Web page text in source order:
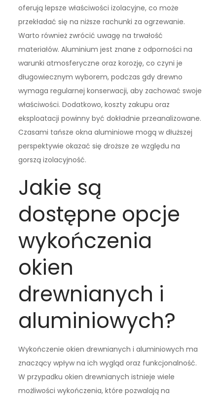
oferują lepsze właściwości izolacyjne, co może
przekładać się na niższe rachunki za ogrzewanie.
Warto również zwrócić uwagę na trwałość
materiałów. Aluminium jest znane z odporności na
warunki atmosferyczne oraz korozję, co czyni je
długowiecznym wyborem, podczas gdy drewno
wymaga regularnej konserwacji, aby zachować swoje
właściwości. Dodatkowo, koszty zakupu oraz
eksploatacji powinny być dokładnie przeanalizowane.
Czasami tańsze okna aluminiowe mogą w dłuższej
perspektywie okazać się droższe ze względu na
gorszą izolacyjność.
Jakie są
dostępne opcje
wykończenia
okien
drewnianych i
aluminiowych?
Wykończenie okien drewnianych i aluminiowych ma
znaczący wpływ na ich wygląd oraz funkcjonalność.
W przypadku okien drewnianych istnieje wiele
możliwości wykończenia, które pozwalają na